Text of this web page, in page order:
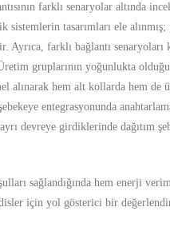
farklı senaryolar altında
tasarımları ele alınmış;
farklı bağlantı senaryoları
gruplarının yoğunlukta
alınarak hem alt kollarda hem de
entegrasyonunda
devreye girdiklerinde dağıtım
sağlandığında hem enerji
için yol gösterici bir